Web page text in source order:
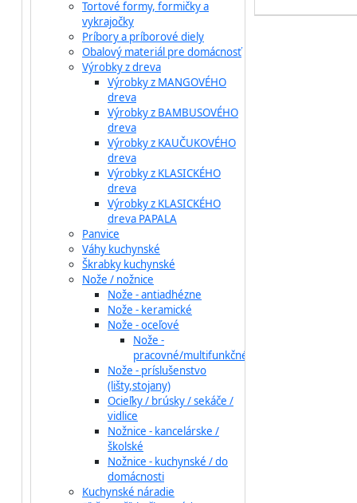
Tortové formy, formičky a
vykrajočky
Príbory a príborové diely
Obalový materiál pre domácnosť
Výrobky z dreva
Výrobky z MANGOVÉHO
dreva
Výrobky z BAMBUSOVÉHO
dreva
Výrobky z KAUČUKOVÉHO
dreva
Výrobky z KLASICKÉHO
dreva
Výrobky z KLASICKÉHO
dreva PAPALA
Panvice
Váhy kuchynské
Škrabky kuchynské
Nože / nožnice
Nože - antiadhézne
Nože - keramické
Nože - oceľové
Nože -
pracovné/multifunkčné
Nože - príslušenstvo
(lišty,stojany)
Ocieľky / brúsky / sekáče /
vidlice
Nožnice - kancelárske /
školské
Nožnice - kuchynské / do
domácnosti
Kuchynské náradie